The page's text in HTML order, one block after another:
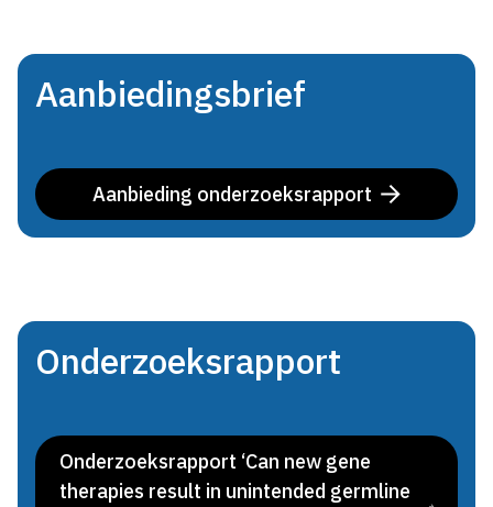
Aanbiedingsbrief
Aanbieding onderzoeksrapport
Onderzoeksrapport
Onderzoeksrapport ‘Can new gene
therapies result in unintended germline